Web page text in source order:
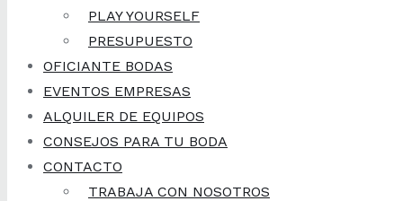
PLAY YOURSELF
PRESUPUESTO
OFICIANTE BODAS
EVENTOS EMPRESAS
ALQUILER DE EQUIPOS
CONSEJOS PARA TU BODA
CONTACTO
TRABAJA CON NOSOTROS
viviendo la posible
cancelación de su
boda por el
COVID19